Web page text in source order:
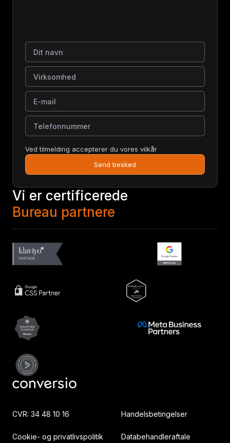
Dit navn
Virksomhed
E-mail
Telefonnummer
Ved tilmelding accepterer du vores vilkår
Send besked
Vi er certificerede
Bureau partnere
CVR: 34 48 10 16 Handelsbetingelser
Cookie- og privatlivspolitik Databehandleraftale